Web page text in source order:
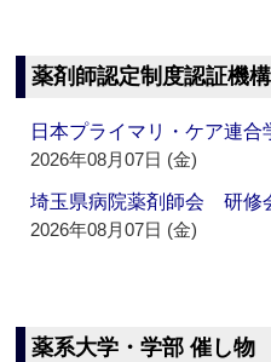
薬剤師認定制度認証機
日本プライマリ・ケア連
2026年08月07日 (金)
埼玉県病院薬剤師会 研
2026年08月07日 (金)
薬系大学・学部 催し物